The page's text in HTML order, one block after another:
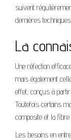
suivent
dernières
La
Une réfection
mais également
effet, conçus à
Toutefois certains
composite et la
Les besoins en